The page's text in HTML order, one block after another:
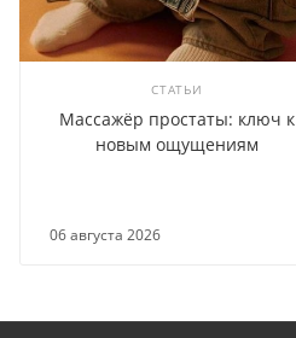
СТАТЬИ
06 августа 2026
Массажёр простаты: ключ к
новым ощущениям